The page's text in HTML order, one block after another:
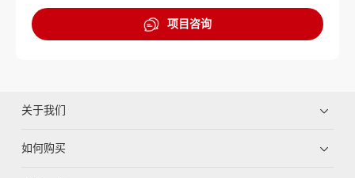
项目咨询
关于我们
如何购买